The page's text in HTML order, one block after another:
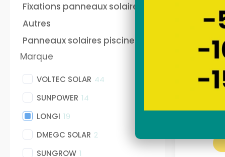
batterie panneau solaire
Fixations panneaux solaires
Autres
Panneaux solaires piscine
Marque
VOLTEC SOLAR 44
SUNPOWER 14
LONGI 19
DMEGC SOLAR 2
SUNGROW 1
Kit